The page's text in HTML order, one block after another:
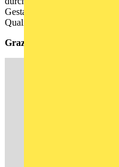
Gestaltungsvielfalt.
Qualität.
Grazile Ringe